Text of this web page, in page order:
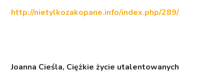
http://nietylkozakopane.info/index.php/289/
Joanna Cieśla, Ciężkie życie utalentowanych